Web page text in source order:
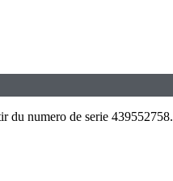
du numero de serie 439552758.